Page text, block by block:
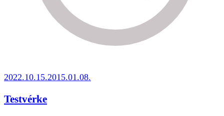
2022.10.15.2015.01.08.
Testvérke